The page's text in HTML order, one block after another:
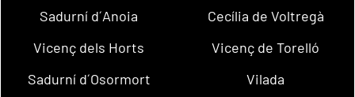
Sadurní d´Anoia
Cecília de Voltregà
Vicenç dels Horts
Vicenç de Torelló
Sadurní d´Osormort
Vilada